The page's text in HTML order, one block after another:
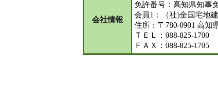
会社情報
免許番号：高知県知事
会員1：（社)全国宅地
住所：〒780-0901 高知
ＴＥＬ：088-825-1700
ＦＡＸ：088-825-1705